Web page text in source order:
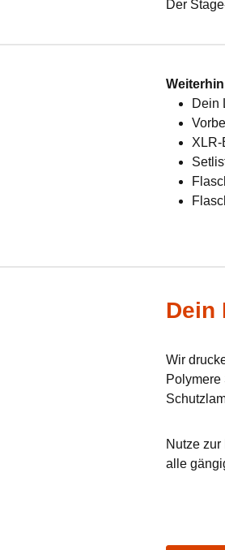
Der
Dein
XLR-
Dein
Wir
Polymere
Nutze zur
alle